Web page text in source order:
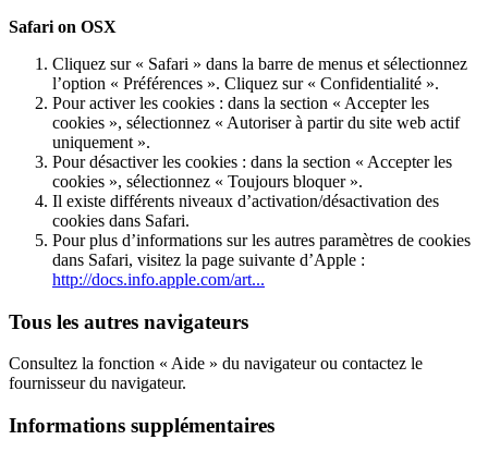
Safari on OSX
Cliquez sur « Safari » dans la barre de menus et sélectionnez
l’option « Préférences ». Cliquez sur « Confidentialité ».
Pour activer les cookies : dans la section « Accepter les
cookies », sélectionnez « Autoriser à partir du site web actif
uniquement ».
Pour désactiver les cookies : dans la section « Accepter les
cookies », sélectionnez « Toujours bloquer ».
Il existe différents niveaux d’activation/désactivation des
cookies dans Safari.
Pour plus d’informations sur les autres paramètres de cookies
dans Safari, visitez la page suivante d’Apple :
http://docs.info.apple.com/art...
Tous les autres navigateurs
Consultez la fonction « Aide » du navigateur ou contactez le
fournisseur du navigateur.
Informations supplémentaires